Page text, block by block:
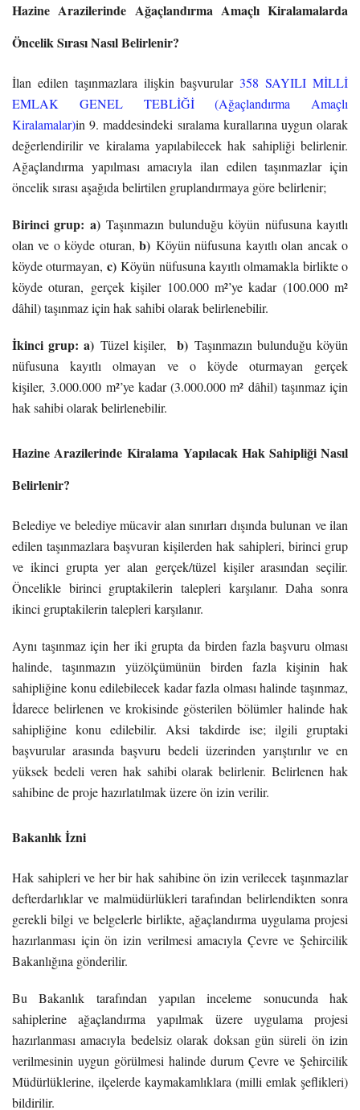
Hazine Arazilerinde Ağaçlandırma Amaçlı Kiralamalarda
Öncelik Sırası Nasıl Belirlenir?
İlan edilen taşınmazlara ilişkin başvurular 358 SAYILI MİLLİ
EMLAK GENEL TEBLİĞİ (Ağaçlandırma Amaçlı
Kiralamalar)in 9. maddesindeki sıralama kurallarına uygun olarak
değerlendirilir ve kiralama yapılabilecek hak sahipliği belirlenir.
Ağaçlandırma yapılması amacıyla ilan edilen taşınmazlar için
öncelik sırası aşağıda belirtilen gruplandırmaya göre belirlenir;
Birinci grup: a) Taşınmazın bulunduğu köyün nüfusuna kayıtlı
olan ve o köyde oturan,b) Köyün nüfusuna kayıtlı olan ancak o
köyde oturmayan, c)Köyün nüfusuna kayıtlı olmamakla birlikte o
köyde oturan, gerçek kişiler 100.000 m²’ye kadar (100.000 m²
dâhil) taşınmaz için hak sahibi olarak belirlenebilir.
İkinci grup: a) Tüzel kişiler,b) Taşınmazın bulunduğu köyün
nüfusuna kayıtlı olmayan ve o köyde oturmayan gerçek
kişiler, 3.000.000 m²’ye kadar (3.000.000 m² dâhil) taşınmaz için
hak sahibi olarak belirlenebilir.
Hazine Arazilerinde Kiralama Yapılacak Hak Sahipliği Nasıl
Belirlenir?
Belediye ve belediye mücavir alan sınırları dışında bulunan ve ilan
edilen taşınmazlara başvuran kişilerden hak sahipleri, birinci grup
ve ikinci grupta yer alan gerçek/tüzel kişiler arasından seçilir.
Öncelikle birinci gruptakilerin talepleri karşılanır. Daha sonra
ikinci gruptakilerin talepleri karşılanır.
Aynı taşınmaz için her iki grupta da birden fazla başvuru olması
halinde, taşınmazın yüzölçümünün birden fazla kişinin hak
sahipliğine konu edilebilecek kadar fazla olması halinde taşınmaz,
İdarece belirlenen ve krokisinde gösterilen bölümler halinde hak
sahipliğine konu edilebilir. Aksi takdirde ise; ilgili gruptaki
başvurular arasında başvuru bedeli üzerinden yarıştırılır ve en
yüksek bedeli veren hak sahibi olarak belirlenir. Belirlenen hak
sahibine de proje hazırlatılmak üzere ön izin verilir.
Bakanlık İzni
Hak sahipleri ve her bir hak sahibine ön izin verilecek taşınmazlar
defterdarlıklar ve malmüdürlükleri tarafından belirlendikten sonra
gerekli bilgi ve belgelerle birlikte, ağaçlandırma uygulama projesi
hazırlanması için ön izin verilmesi amacıyla Çevre ve Şehircilik
Bakanlığına gönderilir.
Bu Bakanlık tarafından yapılan inceleme sonucunda hak
sahiplerine ağaçlandırma yapılmak üzere uygulama projesi
hazırlanması amacıyla bedelsiz olarak doksan gün süreli ön izin
verilmesinin uygun görülmesi halinde durum Çevre ve Şehircilik
Müdürlüklerine, ilçelerde kaymakamlıklara (milli emlak şeflikleri)
bildirilir.